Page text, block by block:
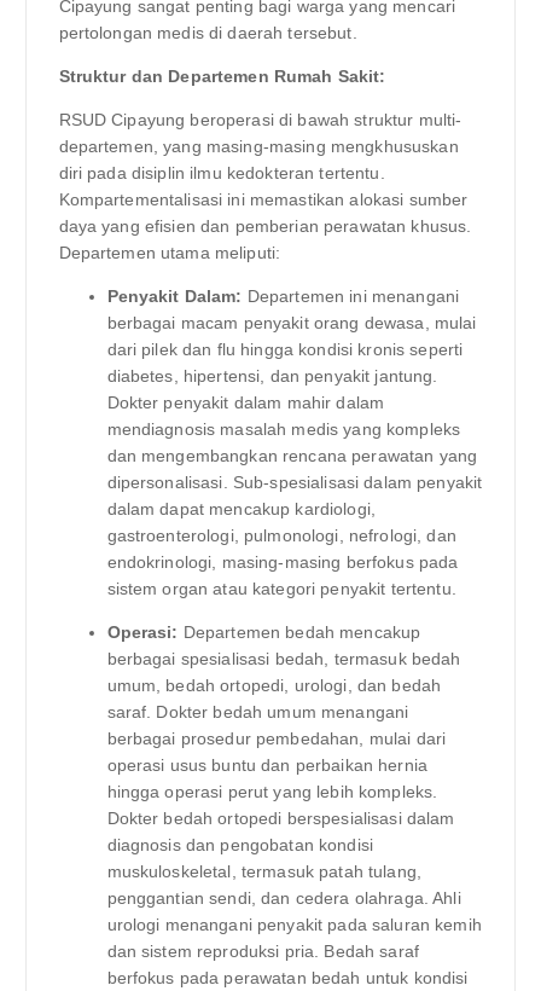
Cipayung sangat penting bagi warga yang mencari
pertolongan medis di daerah tersebut.
Struktur dan Departemen Rumah Sakit:
RSUD Cipayung beroperasi di bawah struktur multi-
departemen, yang masing-masing mengkhususkan
diri pada disiplin ilmu kedokteran tertentu.
Kompartementalisasi ini memastikan alokasi sumber
daya yang efisien dan pemberian perawatan khusus.
Departemen utama meliputi:
Penyakit Dalam: Departemen ini menangani
berbagai macam penyakit orang dewasa, mulai
dari pilek dan flu hingga kondisi kronis seperti
diabetes, hipertensi, dan penyakit jantung.
Dokter penyakit dalam mahir dalam
mendiagnosis masalah medis yang kompleks
dan mengembangkan rencana perawatan yang
dipersonalisasi. Sub-spesialisasi dalam penyakit
dalam dapat mencakup kardiologi,
gastroenterologi, pulmonologi, nefrologi, dan
endokrinologi, masing-masing berfokus pada
sistem organ atau kategori penyakit tertentu.
Operasi: Departemen bedah mencakup
berbagai spesialisasi bedah, termasuk bedah
umum, bedah ortopedi, urologi, dan bedah
saraf. Dokter bedah umum menangani
berbagai prosedur pembedahan, mulai dari
operasi usus buntu dan perbaikan hernia
hingga operasi perut yang lebih kompleks.
Dokter bedah ortopedi berspesialisasi dalam
diagnosis dan pengobatan kondisi
muskuloskeletal, termasuk patah tulang,
penggantian sendi, dan cedera olahraga. Ahli
urologi menangani penyakit pada saluran kemih
dan sistem reproduksi pria. Bedah saraf
berfokus pada perawatan bedah untuk kondisi